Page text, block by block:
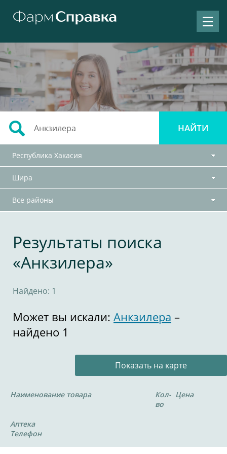
Республика Хакасия
Шира
Все районы
Результаты поиска
«Анкзилера»
Найдено: 1
Может вы искали: Анкзилера –
найдено 1
Показать на карте
Наименование товара
Кол-
во
Цена
Аптека
Телефон